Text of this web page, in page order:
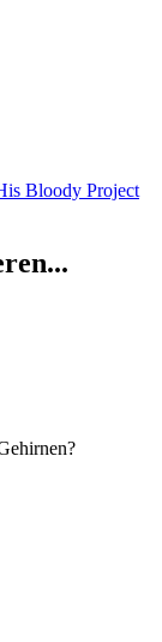
Bloody Project